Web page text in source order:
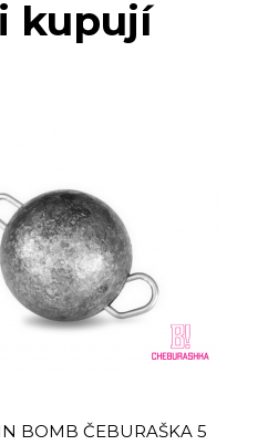
kupují
BOMB ČEBURAŠKA 5